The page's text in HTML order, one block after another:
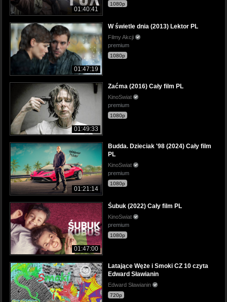
01:40:41
1080p
01:47:19
W świetle dnia (2013) Lektor PL
Filmy Akcji
premium
1080p
01:49:33
Zaćma (2016) Cały film PL
KinoSwiat
premium
1080p
01:21:14
Budda. Dzieciak '98 (2024) Cały film
PL
KinoSwiat
premium
1080p
01:47:00
Śubuk (2022) Cały film PL
KinoSwiat
premium
1080p
Latające Węże i Smoki CZ 10 czyta
Edward Sławianin
Edward Sławianin
720p